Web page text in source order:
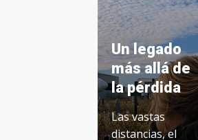
Un legado
más allá de
la pérdida
Las vastas
distancias, el